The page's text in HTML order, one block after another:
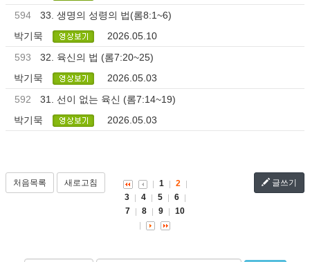
594
33. 생명의 성령의 법(롬8:1~6)
박기묵
2026.05.10
593
32. 육신의 법 (롬7:20~25)
박기묵
2026.05.03
592
31. 선이 없는 육신 (롬7:14~19)
박기묵
2026.05.03
처음목록 새로고침 글쓰기
1
2
3
4 5
6
7
8 9 10